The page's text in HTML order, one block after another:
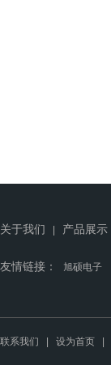
关于我们 产品展示
友情链接： 旭硕电子
联系我们 设为首页